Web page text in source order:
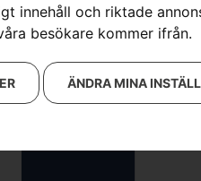
innehåll och riktade
besökare kommer ifrån.
ÄNDRA MINA